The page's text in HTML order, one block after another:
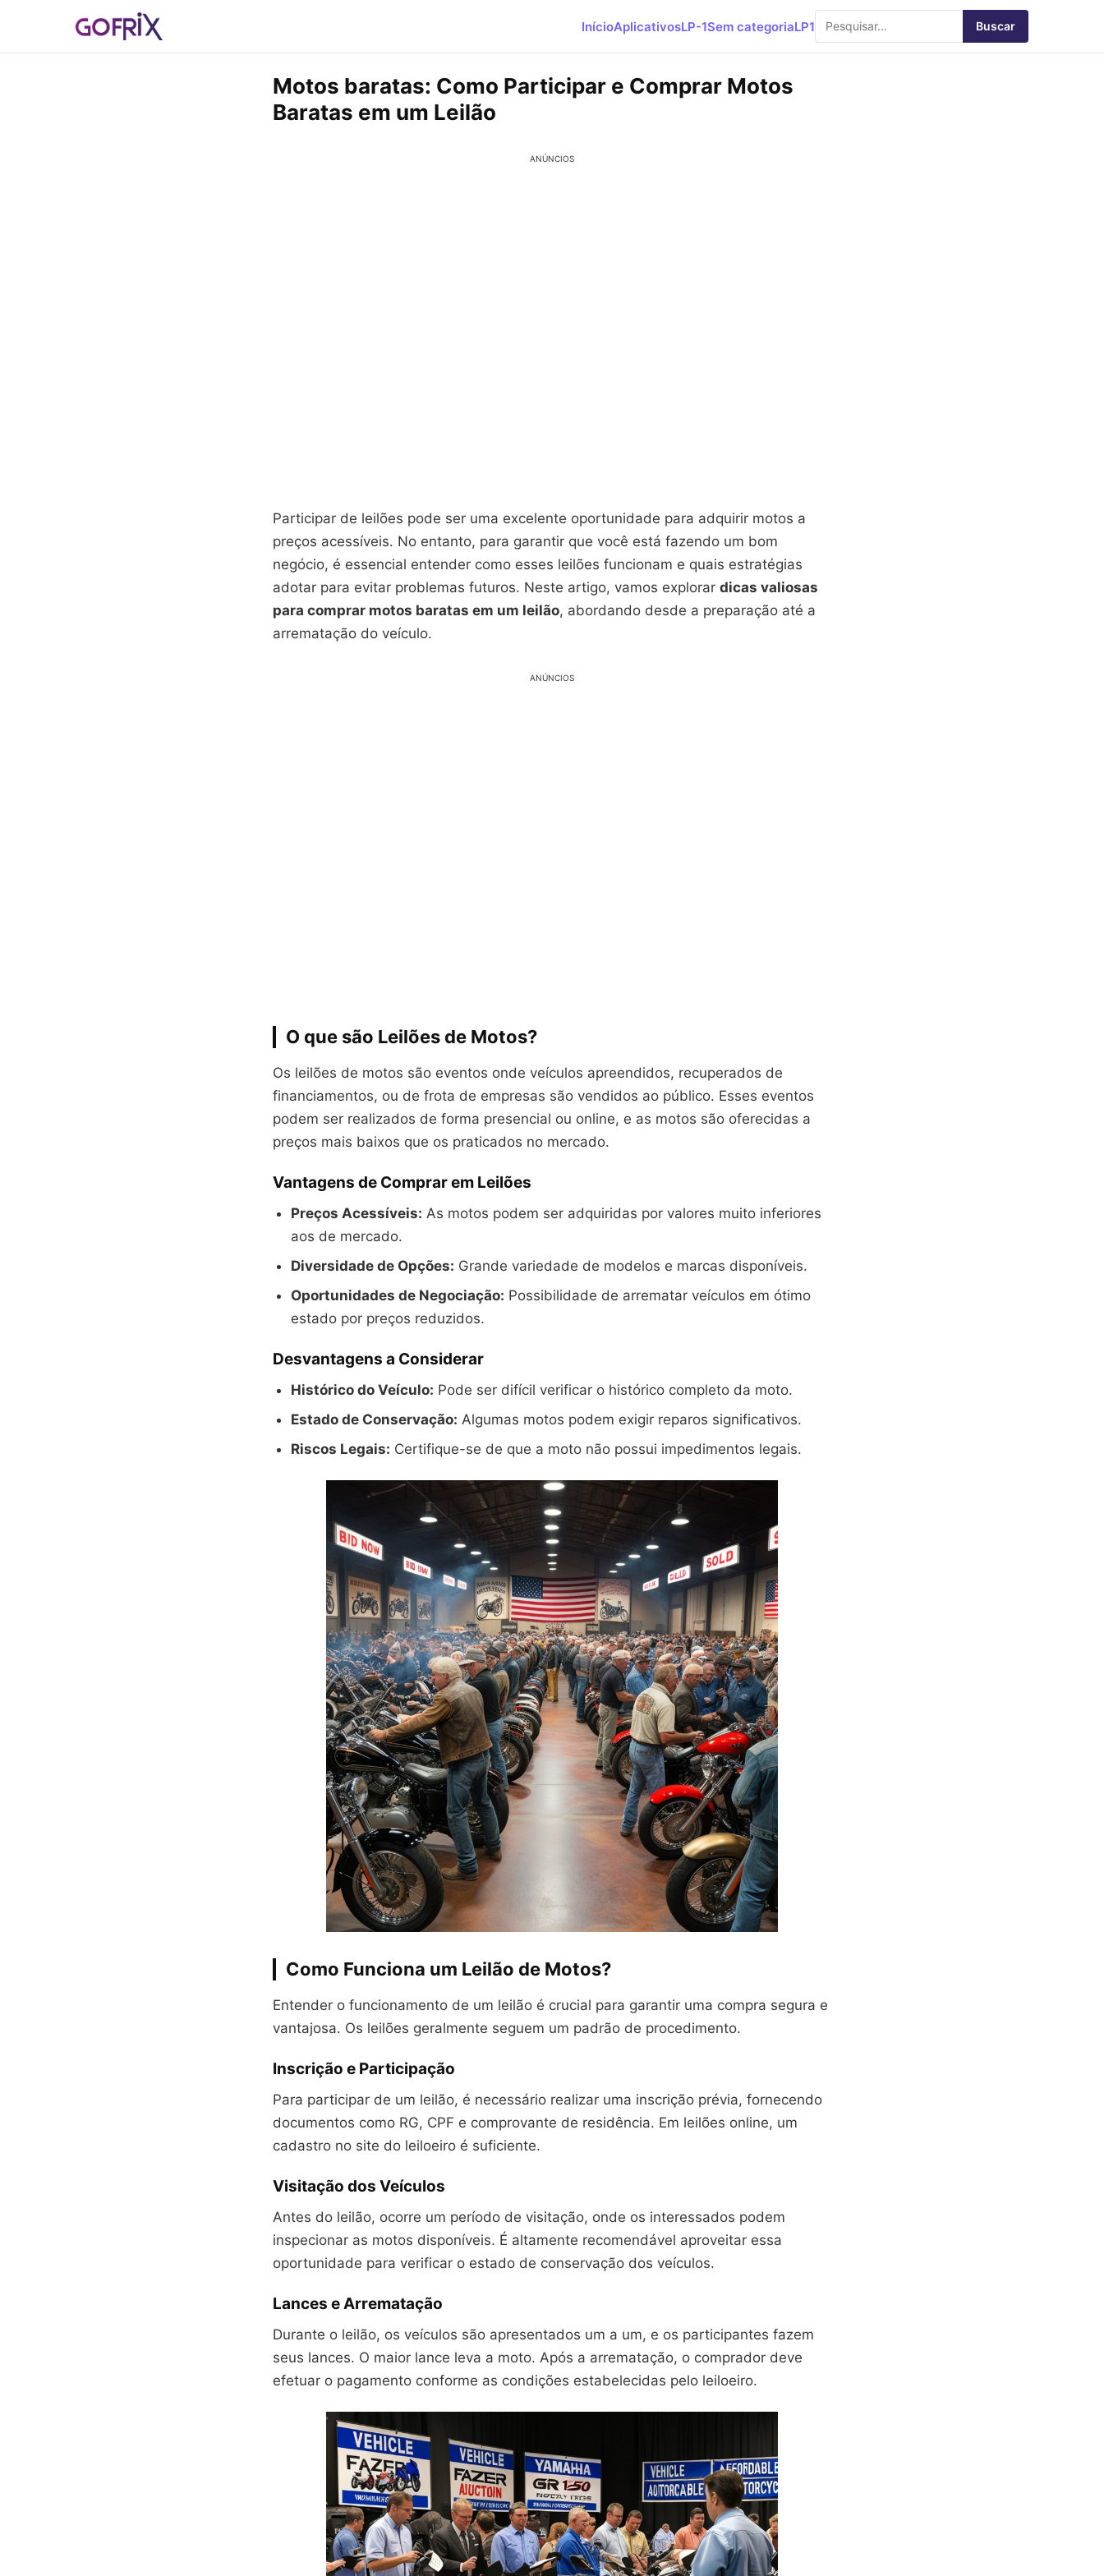
InícioAplicativosLP-1Sem categoriaLP1 Buscar
Motos baratas: Como Participar e Comprar Motos
Baratas em um Leilão
ANÚNCIOS
Participar de leilões pode ser uma excelente oportunidade para adquirir motos a
preços acessíveis. No entanto, para garantir que você está fazendo um bom
negócio, é essencial entender como esses leilões funcionam e quais estratégias
adotar para evitar problemas futuros. Neste artigo, vamos explorar dicas valiosas
para comprar motos baratas em um leilão, abordando desde a preparação até a
arrematação do veículo.
ANÚNCIOS
O que são Leilões de Motos?
Os leilões de motos são eventos onde veículos apreendidos, recuperados de
financiamentos, ou de frota de empresas são vendidos ao público. Esses eventos
podem ser realizados de forma presencial ou online, e as motos são oferecidas a
preços mais baixos que os praticados no mercado.
Vantagens de Comprar em Leilões
Preços Acessíveis: As motos podem ser adquiridas por valores muito inferiores
aos de mercado.
Diversidade de Opções: Grande variedade de modelos e marcas disponíveis.
Oportunidades de Negociação: Possibilidade de arrematar veículos em ótimo
estado por preços reduzidos.
Desvantagens a Considerar
Histórico do Veículo: Pode ser difícil verificar o histórico completo da moto.
Estado de Conservação: Algumas motos podem exigir reparos significativos.
Riscos Legais: Certifique-se de que a moto não possui impedimentos legais.
Como Funciona um Leilão de Motos?
Entender o funcionamento de um leilão é crucial para garantir uma compra segura e
vantajosa. Os leilões geralmente seguem um padrão de procedimento.
Inscrição e Participação
Para participar de um leilão, é necessário realizar uma inscrição prévia, fornecendo
documentos como RG, CPF e comprovante de residência. Em leilões online, um
cadastro no site do leiloeiro é suficiente.
Visitação dos Veículos
Antes do leilão, ocorre um período de visitação, onde os interessados podem
inspecionar as motos disponíveis. É altamente recomendável aproveitar essa
oportunidade para verificar o estado de conservação dos veículos.
Lances e Arrematação
Durante o leilão, os veículos são apresentados um a um, e os participantes fazem
seus lances. O maior lance leva a moto. Após a arrematação, o comprador deve
efetuar o pagamento conforme as condições estabelecidas pelo leiloeiro.